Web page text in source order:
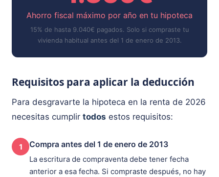
Ahorro fiscal máximo por año en tu hipoteca
15% de hasta 9.040€ pagados. Solo si compraste tu
vivienda habitual antes del 1 de enero de 2013.
Requisitos para aplicar la deducción
Para desgravarte la hipoteca en la renta de 2026
necesitas cumplir todos estos requisitos:
1 Compra antes del 1 de enero de 2013
La escritura de compraventa debe tener fecha
anterior a esa fecha. Si compraste después, no hay